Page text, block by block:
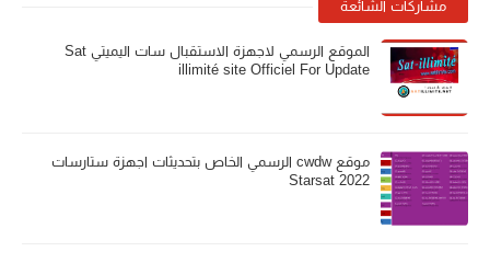
مشاركات الشائعة
الموقع الرسمي لاجهزة الاستقبال سات اليميتي Sat
illimité site Officiel For Update
موقع cwdw الرسمي الخاص بتحديثات اجهزة ستارسات
Starsat 2022